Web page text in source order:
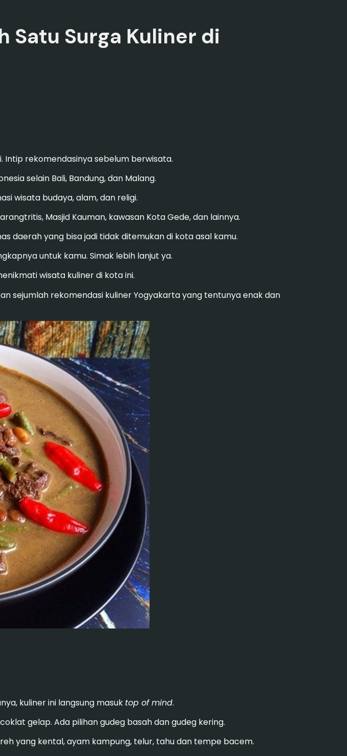
Satu Surga Kuliner di
Intip rekomendasinya sebelum berwisata.
selain Bali, Bandung, dan Malang.
wisata budaya, alam, dan religi.
Masjid Kauman, kawasan Kota Gede, dan lainnya.
daerah yang bisa jadi tidak ditemukan di kota asal kamu.
untuk kamu. Simak lebih lanjut ya.
wisata kuliner di kota ini.
sejumlah rekomendasi kuliner Yogyakarta yang tentunya enak dan
kuliner ini langsung masuk top of mind.
gelap. Ada pilihan gudeg basah dan gudeg kering.
yang kental, ayam kampung, telur, tahu dan tempe bacem.